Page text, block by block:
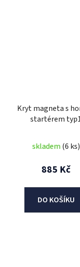
Kryt magneta s
startérem
skladem (6 ks)
885 Kč
DO KOŠÍKU